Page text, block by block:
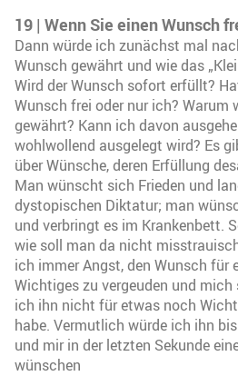
19 | Wenn Sie einen Wunsch
Dann würde ich zunächst mal
Wunsch gewährt und wie das
Wird der Wunsch sofort erfüllt?
Wunsch frei oder nur ich? Warum
gewährt? Kann ich davon
wohlwollend ausgelegt wird? Es
über Wünsche, deren Erfüllung
Man wünscht sich Frieden und
dystopischen Diktatur; man
und verbringt es im Krankenbett.
wie soll man da nicht
ich immer Angst, den Wunsch für
Wichtiges zu vergeuden und mich
ich ihn nicht für etwas noch
habe. Vermutlich würde ich ihn
und mir in der letzten Sekunde
wünschen